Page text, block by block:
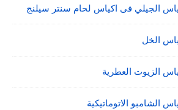
الجيلي فى اكياس لحام سنتر سيلنج
الخل
الزيوت العطرية
الشامبو الاتوماتيكية